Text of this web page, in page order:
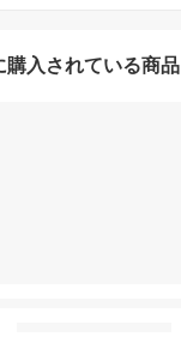
購入されている商品